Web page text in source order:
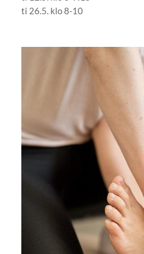
ti 26.5. klo 8-10